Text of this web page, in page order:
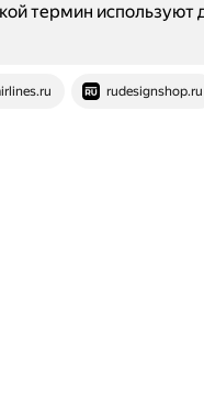
rudesignshop.ru
термин используют